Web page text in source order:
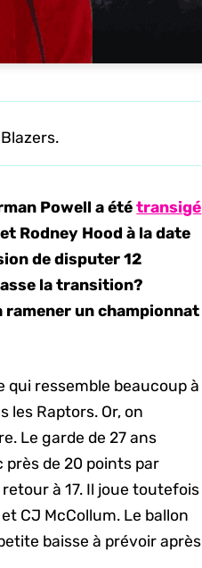
Powell a ététransigé
Rodney Hood à la date
de disputer 12
la transition?
ramener un championnat
ressemble beaucoup à
les Raptors. Or, on
Le garde de 27 ans
de 20 points par
à 17. Il joue toutefois
CJ McCollum. Le ballon
baisse à prévoir après